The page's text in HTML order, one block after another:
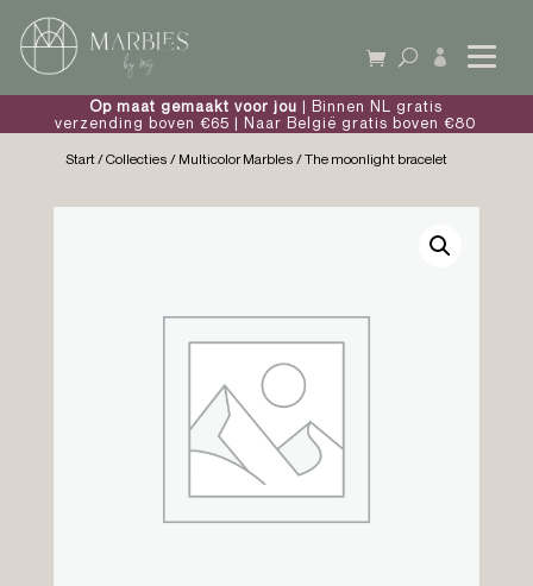

Op maat gemaakt voor jou | Binnen NL gratis
verzending boven €65 | Naar België gratis boven €80
Start/Collecties / Multicolor Marbles / The moonlight bracelet